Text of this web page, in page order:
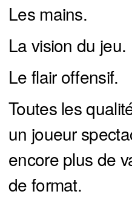
Les mains.
La vision du jeu.
Le flair offensif.
Toutes les
un joueur
encore plus de
de format.